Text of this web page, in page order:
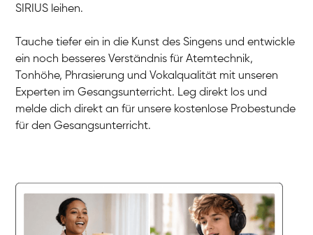
Martina
SIRIUS leihen.
Tauche tiefer ein in die Kunst des Singens und entwickle
ein noch besseres Verständnis für Atemtechnik,
Tonhöhe, Phrasierung und Vokalqualität mit unseren
Experten im Gesangsunterricht. Leg direkt los und
melde dich direkt an für unsere kostenlose Probestunde
für den Gesangsunterricht.